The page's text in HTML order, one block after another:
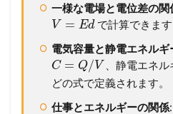
一様な電場と電位差の関
V = Ed で計算できます
電気容量と静電エネルギ
C = Q/V 、静電エネ
どの式で定義されます。
仕事とエネルギーの関係